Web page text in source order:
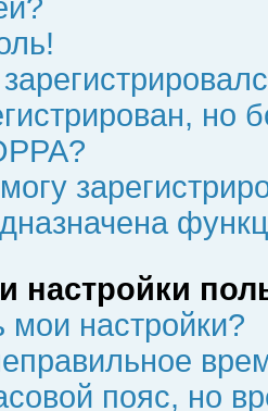
но
настройки
мои настройки?
пояс, но